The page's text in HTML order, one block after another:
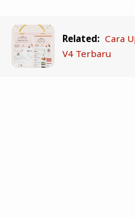
Related: Cara
V4 Terbaru